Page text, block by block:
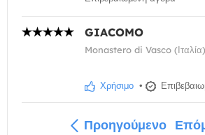
GIACOMO
Monastero di Vasco
Χρήσιμο •
Προηγούμενο